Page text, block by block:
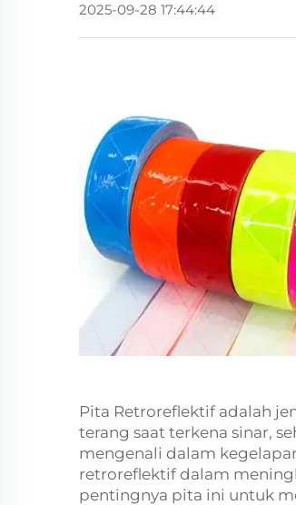
2025-09-28 17:44:44
Pita Retroreflektif adalah
terang saat terkena sinar,
mengenali dalam
retroreflektif dalam
pentingnya pita ini untuk